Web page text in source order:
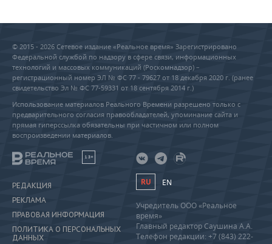
© 2015 - 2026 Сетевое издание «Реальное время» Зарегистрировано
Федеральной службой по надзору в сфере связи, информационных
технологий и массовых коммуникаций (Роскомнадзор) –
регистрационный номер ЭЛ № ФС 77 - 79627 от 18 декабря 2020 г. (ранее
свидетельство Эл № ФС 77-59331 от 18 сентября 2014 г.)
Использование материалов Реального Времени разрешено только с
предварительного согласия правообладателей, упоминание сайта и
прямая гиперссылка обязательны при частичном или полном
воспроизведении материалов.
18+
РЕДАКЦИЯ
РЕКЛАМА
ПРАВОВАЯ ИНФОРМАЦИЯ
ПОЛИТИКА О ПЕРСОНАЛЬНЫХ
ДАННЫХ
RU EN
Учредитель ООО «Реальное
время»
Главный редактор Саушина А.А.
Телефон редакции: +7 (843) 222-